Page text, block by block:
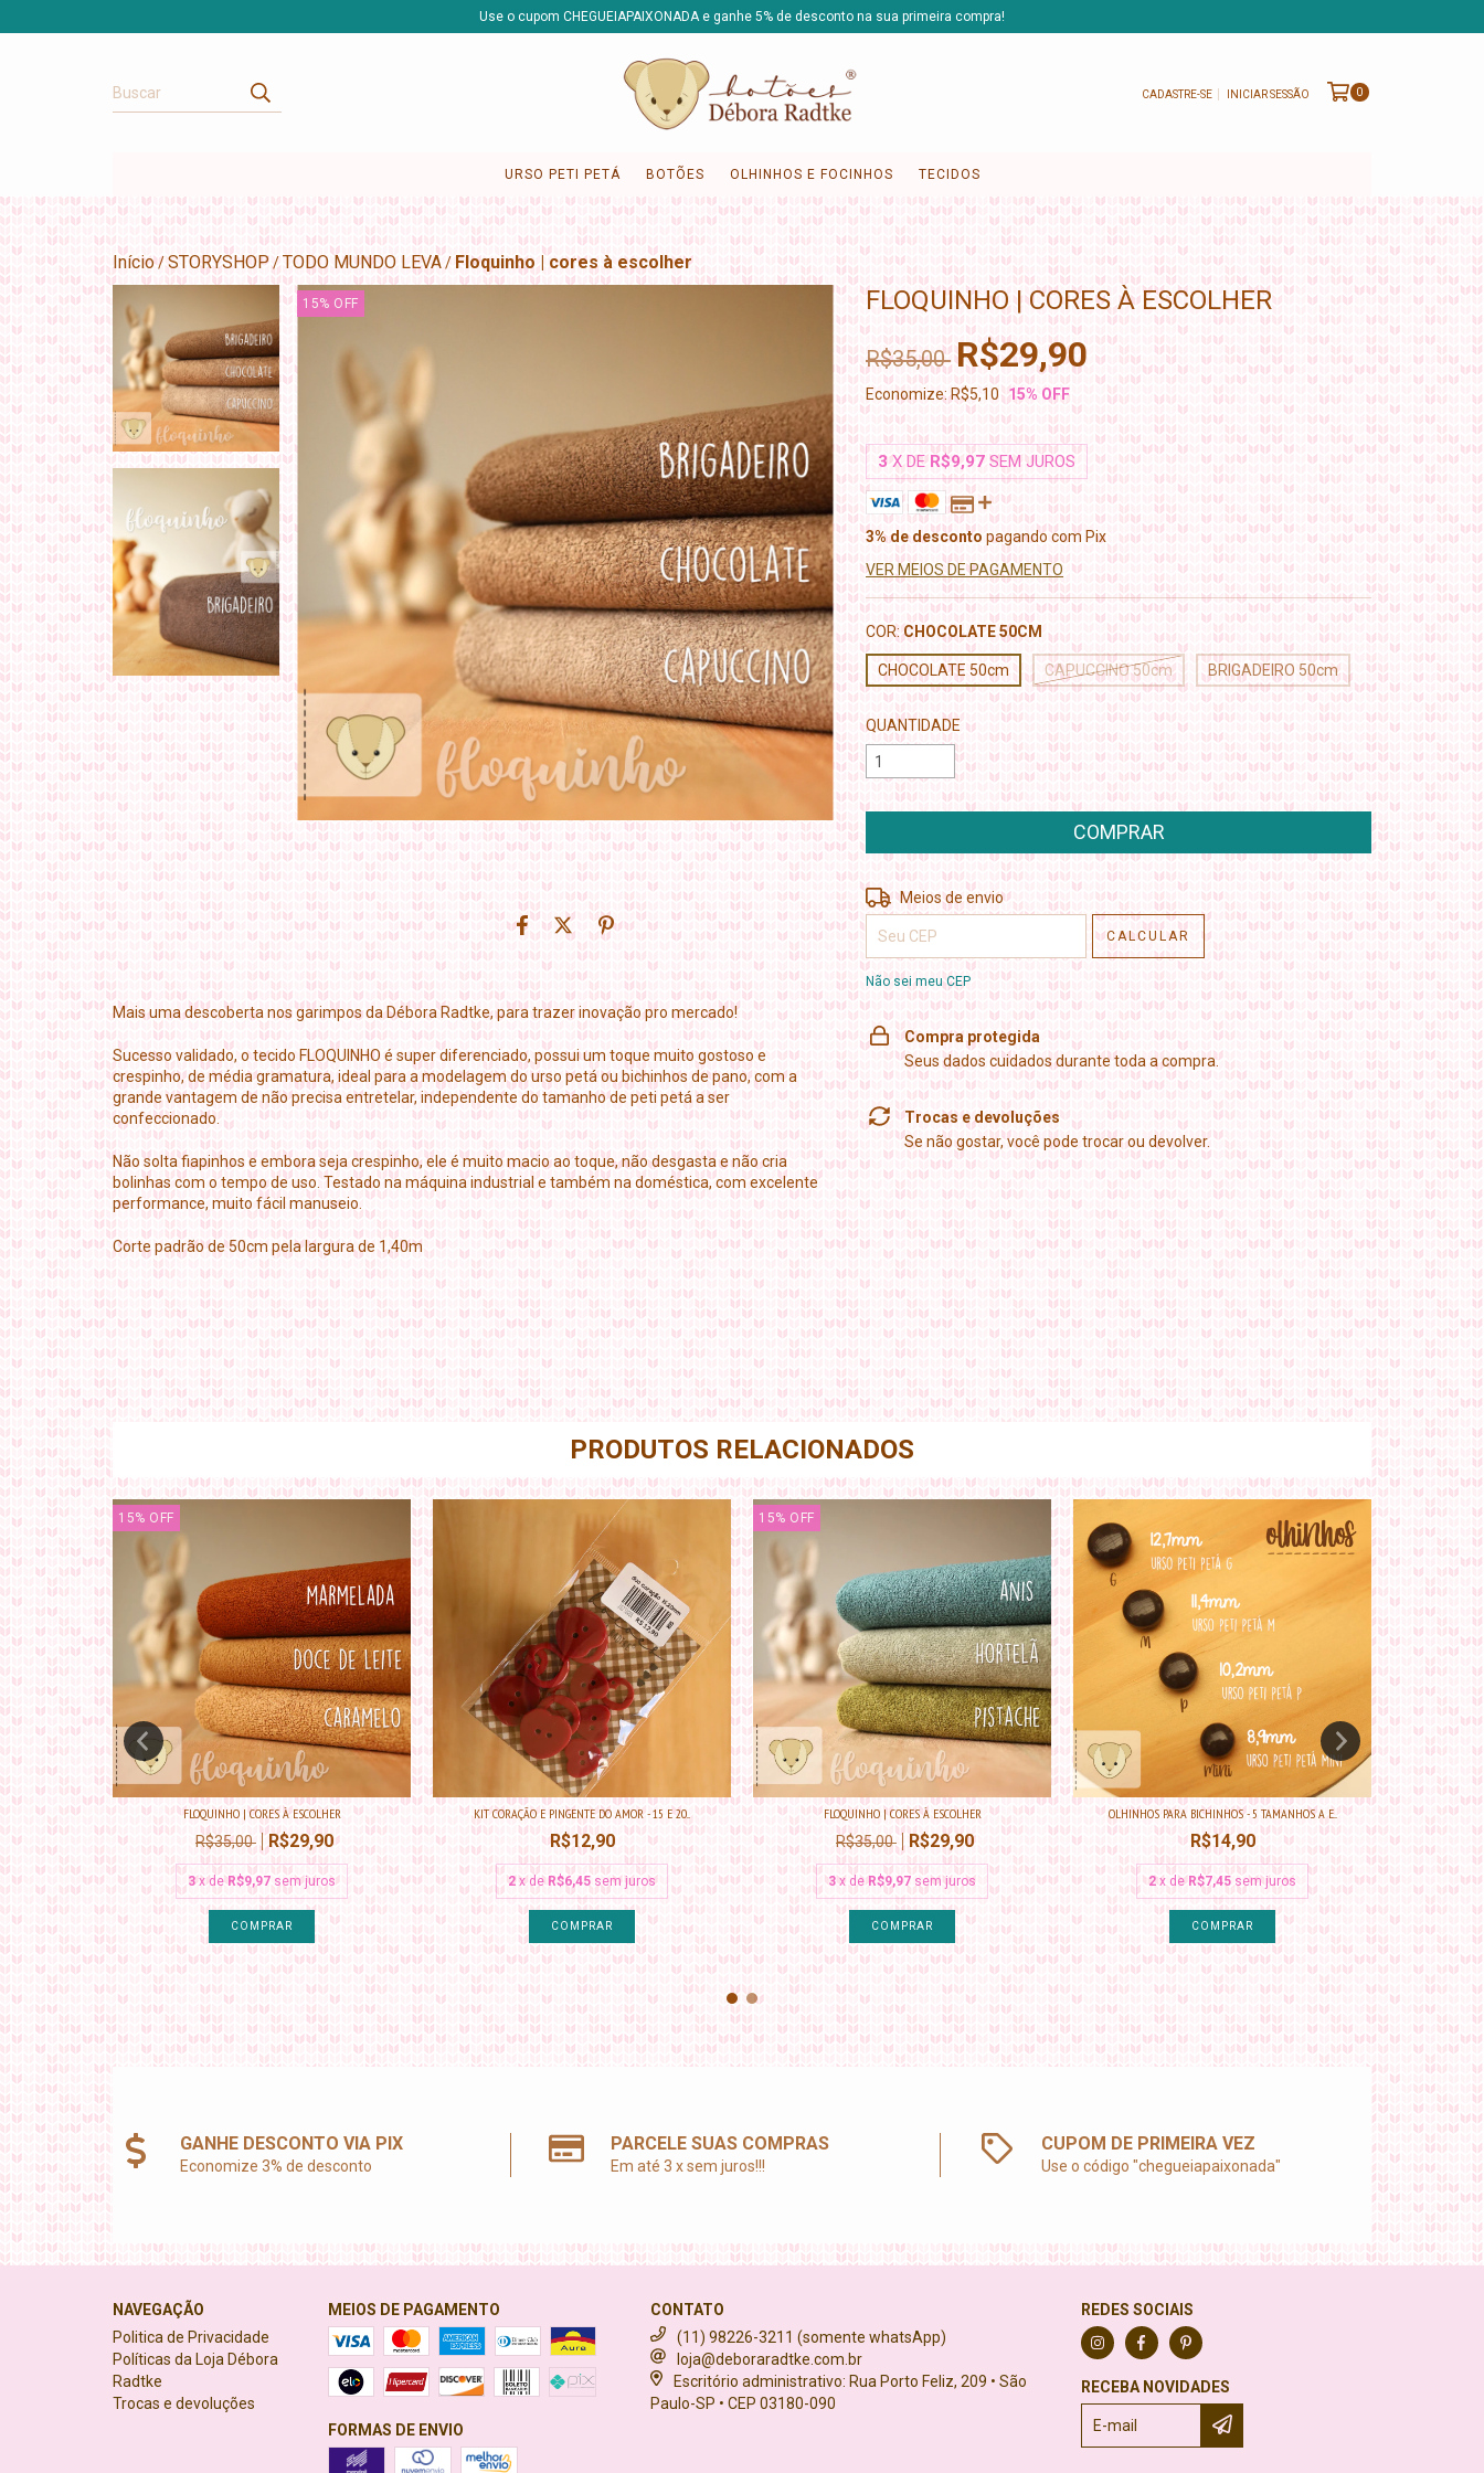
Use o cupom CHEGUEIAPAIXONADA e ganhe 5% de desconto na sua primeira compra!
CADASTRE-SE INICIAR SESSÃO 0
URSO PETI PETÁ BOTÕES OLHINHOS E FOCINHOS TECIDOS
Início/STORYSHOP/TODO MUNDO LEVA/ Floquinho | cores à escolher
15% OFF
Mais uma descoberta nos garimpos da Débora Radtke, para trazer inovação pro mercado!
Sucesso validado, o tecido FLOQUINHO é super diferenciado, possui um toque muito gostoso e
crespinho, de média gramatura, ideal para a modelagem do urso petá ou bichinhos de pano, com a
grande vantagem de não precisa entretelar, independente do tamanho de peti petá a ser
confeccionado.
Não solta fiapinhos e embora seja crespinho, ele é muito macio ao toque, não desgasta e não cria
bolinhas com o tempo de uso. Testado na máquina industrial e também na doméstica, com excelente
performance, muito fácil manuseio.
Corte padrão de 50cm pela largura de 1,40m
FLOQUINHO | CORES À ESCOLHER
R$35,00 R$29,90
Economize: R$5,10 15% OFF
3 X DER$9,97 SEM JUROS
3% de desconto pagando com Pix
VER MEIOS DE PAGAMENTO
COR: CHOCOLATE 50CM
CHOCOLATE 50cm CAPUCCINO 50cm BRIGADEIRO 50cm
QUANTIDADE
Entregas para o CEP: ALTERAR CEP
Meios de envio
CALCULAR
Não sei meu CEP
Compra protegida
Seus dados cuidados durante toda a compra.
Trocas e devoluções
Se não gostar, você pode trocar ou devolver.
PRODUTOS RELACIONADOS
- DÚZIA...
15% OFF
FLOQUINHO | CORES À ESCOLHER
R$35,00 R$29,90
3 x deR$9,97 sem juros
COMPRAR
KIT CORAÇÃO E PINGENTE DO AMOR - 15 E 20...
R$12,90
2 x deR$6,45 sem juros
15% OFF
FLOQUINHO | CORES À ESCOLHER
R$35,00 R$29,90
3 x deR$9,97 sem juros
COMPRAR
OLHINHOS PARA BICHINHOS - 5 TAMANHOS A E...
R$14,90
2 x deR$7,45 sem juros
COMPRAR
MINI
GANHE DESCONTO VIA PIX
Economize 3% de desconto
PARCELE SUAS COMPRAS
Em até 3 x sem juros!!!
CUPOM DE PRIMEIRA VEZ
Use o código "chegueiapaixonada"
NAVEGAÇÃO
Politica de Privacidade
Políticas da Loja Débora
Radtke
Trocas e devoluções
MEIOS DE PAGAMENTO
FORMAS DE ENVIO
CONTATO
(11) 98226-3211 (somente whatsApp)
loja@deboraradtke.com.br
Escritório administrativo: Rua Porto Feliz, 209 • São
Paulo-SP • CEP 03180-090
REDES SOCIAIS
RECEBA NOVIDADES